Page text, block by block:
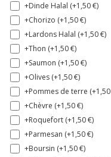
+Dinde Halal (+1,50€)
+Chorizo (+1,50€)
+Lardons Halal (+1,50€)
+Thon (+1,50€)
+Saumon (+1,50€)
+Olives (+1,50€)
+Pommes de terre (+1,50
+Chèvre (+1,50€)
+Roquefort (+1,50€)
+Parmesan (+1,50€)
+Boursin (+1,50€)